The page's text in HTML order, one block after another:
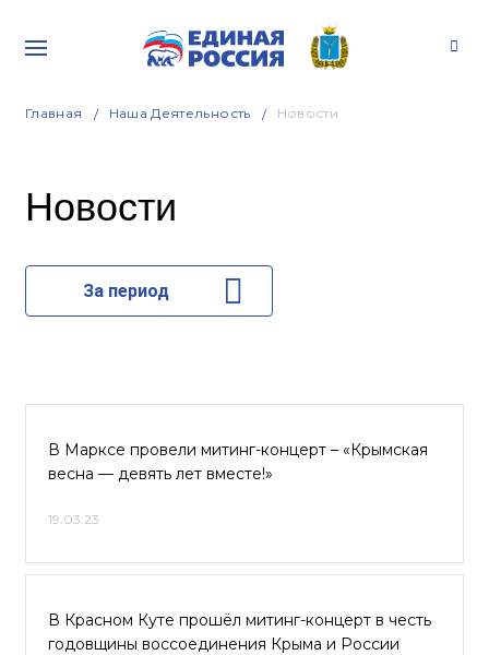
Главная Наша Деятельность Новости
Новости
За период
В Марксе провели митинг-концерт – «Крымская
весна — девять лет вместе!»
19.03.23
В Красном Куте прошёл митинг-концерт в честь
годовщины воссоединения Крыма и России